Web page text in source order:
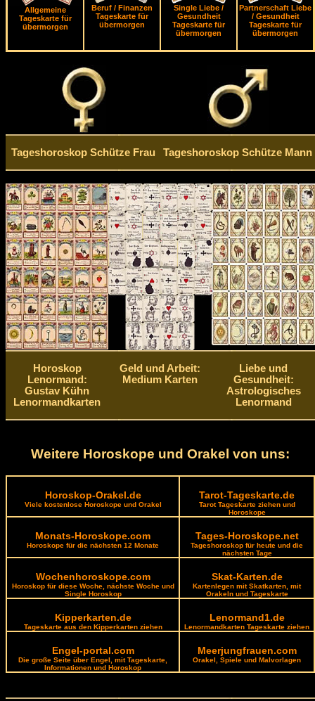
Allgemeine
Tageskarte für
übermorgen
Beruf / Finanzen
Tageskarte für
übermorgen
Single Liebe /
Gesundheit
Tageskarte für
übermorgen
Partnerschaft Liebe
/ Gesundheit
Tageskarte für
übermorgen
Tageshoroskop Schütze Frau Tageshoroskop Schütze Mann
Horoskop
Lenormand:
Gustav Kühn
Lenormandkarten
Geld und Arbeit:
Medium Karten
Liebe und
Gesundheit:
Astrologisches
Lenormand
Weitere Horoskope und Orakel von uns:
Horoskop-Orakel.de
Viele kostenlose Horoskope und Orakel
Tarot-Tageskarte.de
Tarot Tageskarte ziehen und
Horoskope
Monats-Horoskope.com
Horoskope für die nächsten 12 Monate
Tages-Horoskope.net
Tageshoroskop für heute und die
nächsten Tage
Wochenhoroskope.com
Horoskop für diese Woche, nächste Woche und
Single Horoskop
Skat-Karten.de
Kartenlegen mit Skatkarten, mit
Orakeln und Tageskarte
Kipperkarten.de
Tageskarte aus den Kipperkarten ziehen
Lenormand1.de
Lenormandkarten Tageskarte ziehen
Engel-portal.com
Die große Seite über Engel, mit Tageskarte,
Informationen und Horoskop
Meerjungfrauen.com
Orakel, Spiele und Malvorlagen